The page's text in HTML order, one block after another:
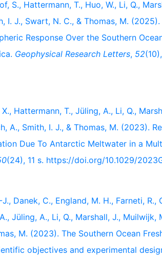
S., Hattermann, T., Huo, W., Li, Q.,
I. J., Swart, N. C., & Thomas, M. (2025).
Response Over the Southern
Geophysical Research Letters, 52
Hattermann, T., Jüling, A., Li, Q.,
A., Smith, I. J., & Thomas, M. (2023).
Due To Antarctic Meltwater in a
(24), 11 s. https://doi.org/10.1029/
Danek, C., England, M. H., Farneti, R.,
Jüling, A., Li, Q., Marshall, J., Muilwijk,
M. (2023). The Southern Ocean
objectives and experimental